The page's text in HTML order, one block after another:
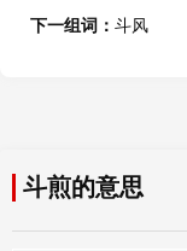
dòu mǎng
斗靡
dòu mí
下一组词： 斗风
斗煎的意思